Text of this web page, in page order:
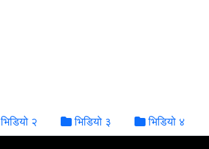
भिडियो २ भिडियो ३ भिडियो ४